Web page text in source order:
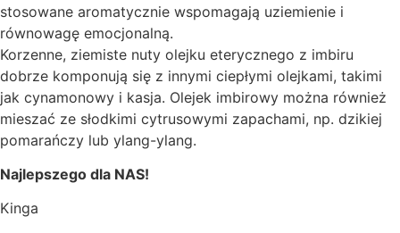
stosowane aromatycznie wspomagają uziemienie i
równowagę emocjonalną.
Korzenne, ziemiste nuty olejku eterycznego z imbiru
dobrze komponują się z innymi ciepłymi olejkami, takimi
jak cynamonowy i kasja. Olejek imbirowy można również
mieszać ze słodkimi cytrusowymi zapachami, np. dzikiej
pomarańczy lub ylang-ylang.
Najlepszego dla NAS!
Kinga